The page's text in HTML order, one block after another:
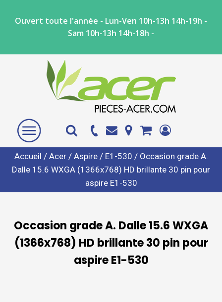
Ouvert toute l'année - Lun-Ven 10h-13h 14h-19h -
Sam 10h-13h 14h-18h -
Accueil / Acer/ Aspire/ E1-530 / Occasion grade A.
Dalle 15.6 WXGA (1366x768) HD brillante 30 pin pour
aspire E1-530
Occasion grade A. Dalle 15.6 WXGA
(1366x768) HD brillante 30 pin pour
aspire E1-530